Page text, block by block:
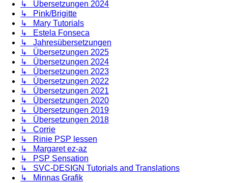
↳ Übersetzungen 2024
↳ Pink/Brigitte
↳ Mary Tutorials
↳ Estela Fonseca
↳ Jahresübersetzungen
↳ Übersetzungen 2025
↳ Übersetzungen 2024
↳ Übersetzungen 2023
↳ Übersetzungen 2022
↳ Übersetzungen 2021
↳ Übersetzungen 2020
↳ Übersetzungen 2019
↳ Übersetzungen 2018
↳ Corrie
↳ Rinie PSP lessen
↳ Margaret ez-az
↳ PSP Sensation
↳ SVC-DESIGN Tutorials and Translations
↳ Minnas Grafik